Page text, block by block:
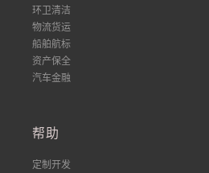
环卫清洁
物流货运
船舶航标
资产保全
汽车金融
帮助
定制开发